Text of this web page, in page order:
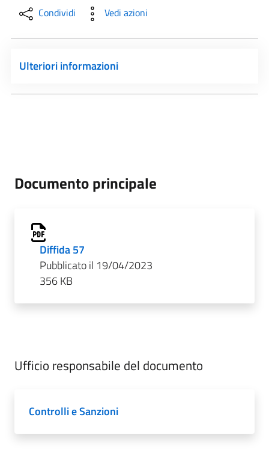
Condividi Vedi azioni
Ulteriori informazioni
Documento principale
Diffida 57
Pubblicato il 19/04/2023
356 KB
Ufficio responsabile del documento
Controlli e Sanzioni